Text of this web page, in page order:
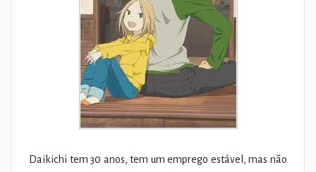
Daikichi tem 30 anos, tem um emprego estável, mas não